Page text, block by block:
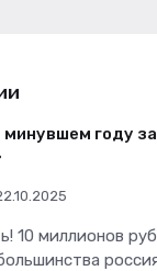
году
10 миллионов